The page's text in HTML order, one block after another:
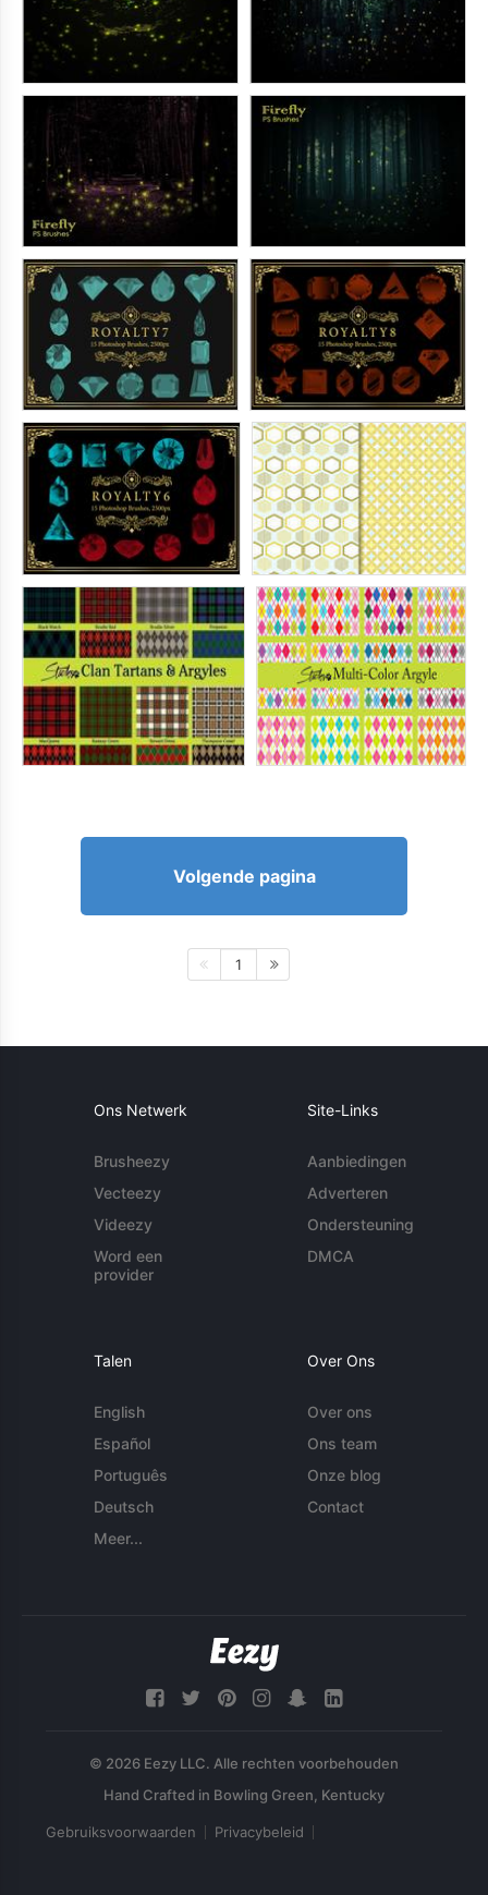
Volgende pagina
1
Ons Netwerk
Brusheezy
Vecteezy
Videezy
Word een
provider
Site-Links
Aanbiedingen
Adverteren
Ondersteuning
DMCA
Talen
English
Español
Português
Deutsch
Meer...
Over Ons
Over ons
Ons team
Onze blog
Contact
© 2026 Eezy LLC. Alle rechten voorbehouden
Gebruiksvoorwaarden Privacybeleid